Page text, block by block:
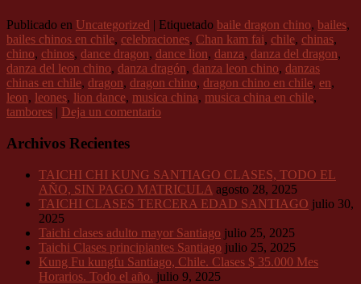
Publicado en Uncategorized | Etiquetado baile dragon chino, bailes,
bailes chinos en chile, celebraciones, Chan kam fai, chile, chinas,
chino, chinos, dance dragon, dance lion, danza, danza del dragon,
danza del leon chino, danza dragón, danza leon chino, danzas
chinas en chile, dragon, dragon chino, dragon chino en chile, en,
leon, leones, lion dance, musica china, musica china en chile,
tambores | Deja un comentario
Archivos Recientes
TAICHI CHI KUNG SANTIAGO CLASES, TODO EL
AÑO, SIN PAGO MATRICULA agosto 28, 2025
TAICHI CLASES TERCERA EDAD SANTIAGO julio 30,
2025
Taichi clases adulto mayor Santiago julio 25, 2025
Taichi Clases principiantes Santiago julio 25, 2025
Kung Fu kungfu Santiago, Chile. Clases $ 35.000 Mes
Horarios. Todo el año. julio 9, 2025